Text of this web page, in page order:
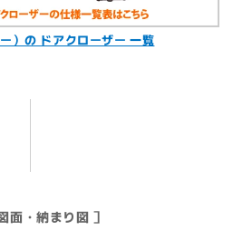
）の ドアクローザー 一覧
面・納まり図 ］